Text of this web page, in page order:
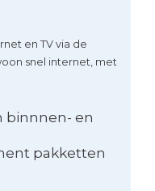
en TV via de
snel internet, met
binnnen- en
pakketten